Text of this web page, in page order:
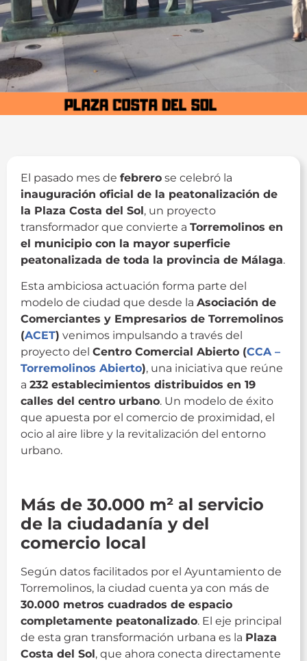
El pasado mes de febrero se celebró la
inauguración oficial de la peatonalización de
la Plaza Costa del Sol, un proyecto
transformador que convierte a Torremolinos en
el municipio con la mayor superficie
peatonalizada de toda la provincia de Málaga.
Esta ambiciosa actuación forma parte del
modelo de ciudad que desde la Asociación de
Comerciantes y Empresarios de Torremolinos
(ACET) venimos impulsando a través del
proyecto del Centro Comercial Abierto (CCA –
Torremolinos Abierto), una iniciativa que reúne
a 232 establecimientos distribuidos en 19
calles del centro urbano. Un modelo de éxito
que apuesta por el comercio de proximidad, el
ocio al aire libre y la revitalización del entorno
urbano.
Más de 30.000 m² al servicio
de la ciudadanía y del
comercio local
Según datos facilitados por el Ayuntamiento de
Torremolinos, la ciudad cuenta ya con más de
30.000 metros cuadrados de espacio
completamente peatonalizado. El eje principal
de esta gran transformación urbana es la Plaza
Costa del Sol, que ahora conecta directamente